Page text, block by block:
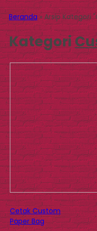
Beranda»Arsip Kategori
Kategori
Cetak Custom
Paper Bag